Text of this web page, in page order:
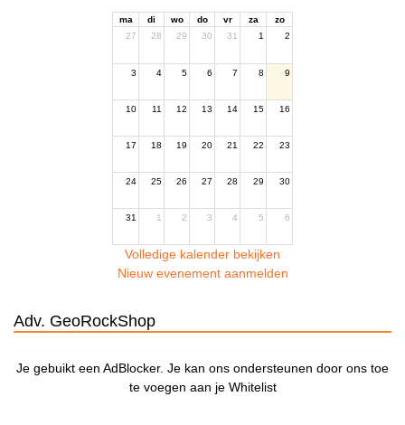
ma di wo do vr za
zo
27
28 29 30 31 1 2
3 4 5 6 7 8 9
10 11 12 13 14 15 16
17 18 19 20 21 22 23
24 25 26 27 28 29 30
31 1 2 3 4 5 6
Volledige kalender bekijken
Nieuw evenement aanmelden
Adv. GeoRockShop
Je gebuikt een AdBlocker. Je kan ons ondersteunen door ons toe
te voegen aan je Whitelist